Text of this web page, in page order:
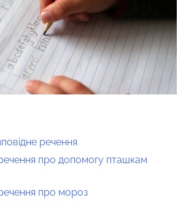
речення
про допомогу пташкам
про мороз